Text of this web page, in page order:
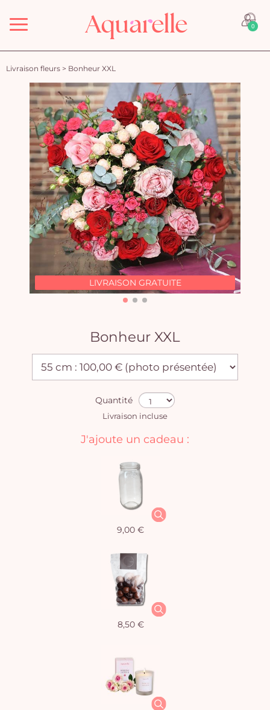
Menu 0
Livraison fleurs > Bonheur XXL
LIVRAISON GRATUITE
Bonheur XXL
Quantité
Livraison incluse
J'ajoute un cadeau :
9,00 €
8,50 €